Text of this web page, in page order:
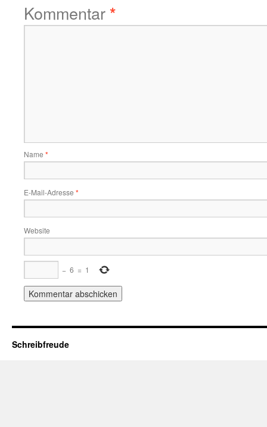
Kommentar*
Name *
E-Mail-Adresse *
Website
− 6 = 1
Schreibfreude